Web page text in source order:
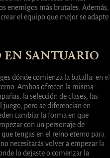
enemigos más brutales. Además,
el equipo que mejor se adapte
EN SANTUARIO
dónde comienza la batalla: en el
Ambos ofrecen la misma
la selección de clases, las
pero se diferencian en
cambiar la forma en que
con un personaje de
tengas en el reino eterno para
necesitarás volver a empezar la
lo dejaste o comenzar la